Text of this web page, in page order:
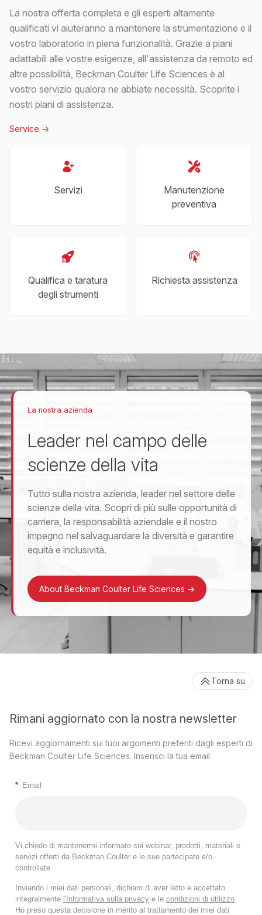
La nostra offerta completa e gli esperti altamente
qualificati vi aiuteranno a mantenere la strumentazione e il
vostro laboratorio in piena funzionalità. Grazie a piani
adattabili alle vostre esigenze, all'assistenza da remoto ed
altre possibilità, Beckman Coulter Life Sciences è al
vostro servizio qualora ne abbiate necessità. Scoprite i
nostri piani di assistenza.
Service ->
Servizi
Manutenzione
preventiva
Qualifica e taratura
degli strumenti
Richiesta assistenza
La nostra azienda
Leader nel campo delle
scienze della vita
Tutto sulla nostra azienda, leader nel settore delle
scienze della vita. Scopri di più sulle opportunità di
carriera, la responsabilità aziendale e il nostro
impegno nel salvaguardare la diversità e garantire
equità e inclusività.
About Beckman Coulter Life Sciences ->
Rimani aggiornato con la nostra newsletter
Ricevi aggiornamenti sui tuoi argomenti preferiti dagli esperti di
Beckman Coulter Life Sciences. Inserisci la tua email.
* Email
Vi chiedo di mantenermi informato sui webinar, prodotti, materiali e
servizi offerti da Beckman Coulter e le sue partecipate e/o
controllate.
Inviando i miei dati personali, dichiaro di aver letto e accettato
integralmente l'Informativa sulla privacy e le condizioni di utilizzo
Ho preso questa decisione in merito al trattamento dei miei dati
Torna su